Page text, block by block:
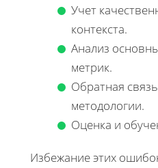
Учет
контекста.
Анализ
метрик.
Обратная
методологии.
Оценка и
Избежание этих